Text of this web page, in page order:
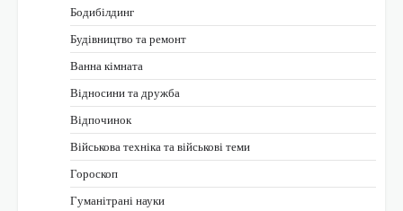
Бодибілдинг
Будівництво та ремонт
Ванна кімната
Відносини та дружба
Відпочинок
Військова техніка та військові теми
Гороскоп
Гуманітрані науки